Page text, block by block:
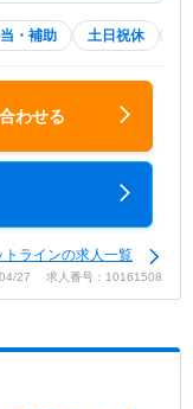
・補助 土日祝休
わせる
トラインの求人一覧
27 求人番号：10161508